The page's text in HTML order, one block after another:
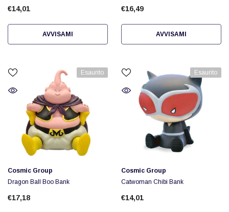
€14,01
AVVISAMI
€16,49
AVVISAMI
Esaurito
Fornitore:
Cosmic Group
Dragon Ball Boo Bank
€17,18
Esaurito
Fornitore:
Cosmic Group
Catwoman Chibi Bank
€14,01